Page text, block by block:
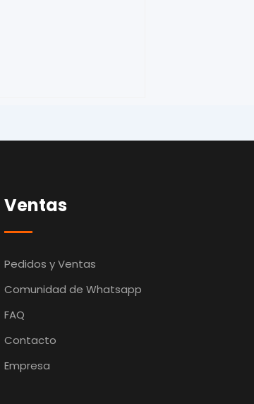
Ventas
Pedidos y Ventas
Comunidad de Whatsapp
FAQ
Contacto
Empresa